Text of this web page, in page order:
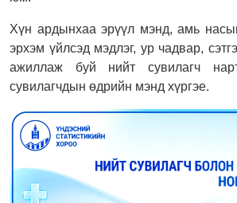
Хүн ардынхаа эрүүл мэнд, амь
эрхэм үйлсэд мэдлэг, ур чадвар,
ажиллаж буй нийт сувилагч
сувилагчдын өдрийн мэнд хүргэе.